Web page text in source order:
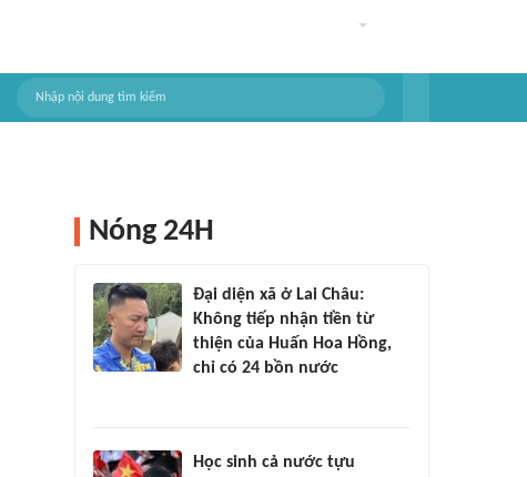
Nóng 24H
Đại diện xã ở Lai Châu:
Không tiếp nhận tiền từ
thiện của Huấn Hoa Hồng,
chỉ có 24 bồn nước
Học sinh cả nước tựu